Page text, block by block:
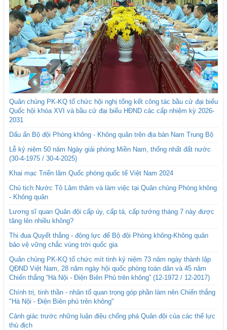
Quân chủng PK-KQ tổ chức hội nghị tổng kết công tác bầu cử đại biểu
Quốc hội khóa XVI và bầu cử đại biểu HĐND các cấp nhiệm kỳ 2026-
2031
Dấu ấn Bộ đội Phòng không - Không quân trên địa bàn Nam Trung Bộ
Lễ kỷ niệm 50 năm Ngày giải phóng Miền Nam, thống nhất đất nước
(30-4-1975 / 30-4-2025)
Khai mạc Triển lãm Quốc phòng quốc tế Việt Nam 2024
Chủ tịch Nước Tô Lâm thăm và làm việc tại Quân chủng Phòng không
- Không quân
Lương sĩ quan Quân đội cấp úy, cấp tá, cấp tướng tháng 7 này được
tăng lên nhiều không?
Thi đua Quyết thắng - động lực để Bộ đội Phòng không-Không quân
bảo vệ vững chắc vùng trời quốc gia
Quân chủng PK-KQ tổ chức mít tinh kỷ niệm 73 năm ngày thành lập
QĐND Việt Nam, 28 năm ngày hội quốc phòng toàn dân và 45 năm
Chiến thắng “Hà Nội - Điện Biên Phủ trên không” (12-1972 / 12-2017)
Chính trị, tinh thần - nhân tố quan trọng góp phần làm nên Chiến thắng
"Hà Nội - Điện Biên phủ trên không"
Cảnh giác trước những luận điệu chống phá Quân đội của các thế lực
thù địch